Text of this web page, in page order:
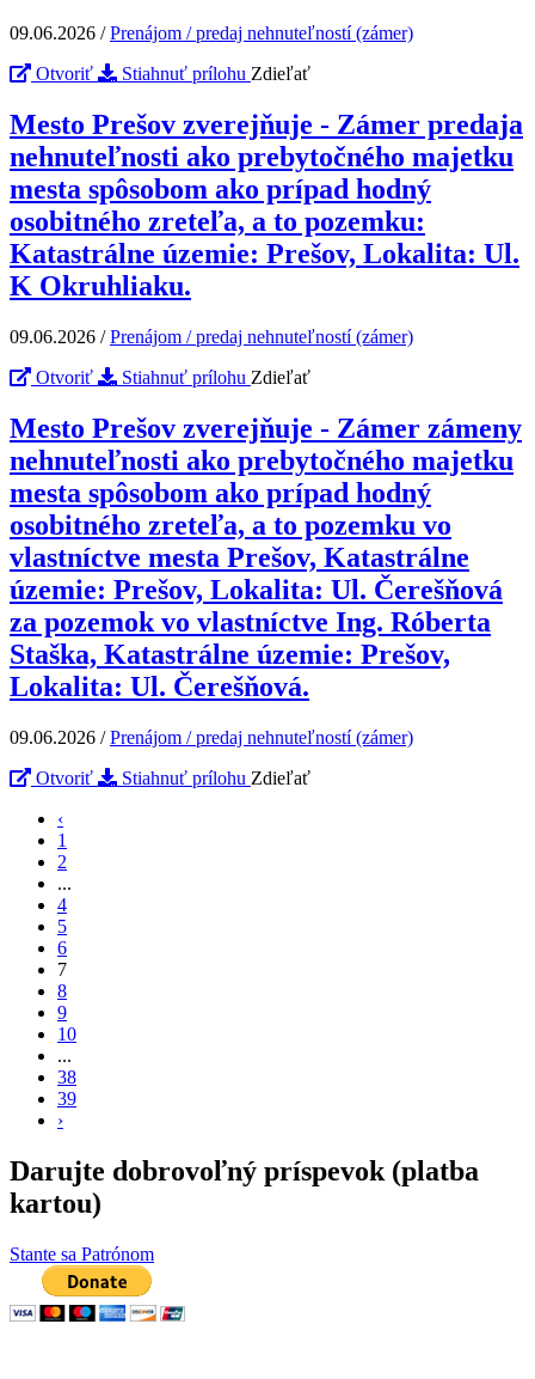
09.06.2026 /Prenájom / predaj nehnuteľností (zámer)
Otvoriť
Stiahnuť prílohu Zdieľať
Mesto Prešov zverejňuje - Zámer predaja
nehnuteľnosti ako prebytočného majetku
mesta spôsobom ako prípad hodný
osobitného zreteľa, a to pozemku:
Katastrálne územie: Prešov, Lokalita: Ul.
K Okruhliaku.
09.06.2026 /Prenájom / predaj nehnuteľností (zámer)
Otvoriť
Stiahnuť prílohu Zdieľať
Mesto Prešov zverejňuje - Zámer zámeny
nehnuteľnosti ako prebytočného majetku
mesta spôsobom ako prípad hodný
osobitného zreteľa, a to pozemku vo
vlastníctve mesta Prešov, Katastrálne
územie: Prešov, Lokalita: Ul. Čerešňová
za pozemok vo vlastníctve Ing. Róberta
Staška, Katastrálne územie: Prešov,
Lokalita: Ul. Čerešňová.
09.06.2026 /Prenájom / predaj nehnuteľností (zámer)
Otvoriť
Stiahnuť prílohu Zdieľať
‹
1
2
...
4
5
6
7
8
9
10
...
38
39
›
Darujte dobrovoľný príspevok (platba
kartou)
Stante sa Patrónom